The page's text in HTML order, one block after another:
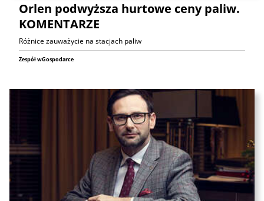
Orlen podwyższa hurtowe ceny paliw.
KOMENTARZE
Różnice zauważycie na stacjach paliw
Zespół wGospodarce